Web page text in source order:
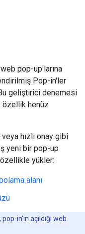
pop-up'larına
Pop-in'ler
geliştirici denemesi
özellik henüz
hızlı onay gibi
yeni bir pop-up
yükler:
alanı
in'in açıldığı web